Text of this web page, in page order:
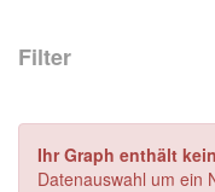
Filter
Ihr Graph enthält
Datenauswahl um ein